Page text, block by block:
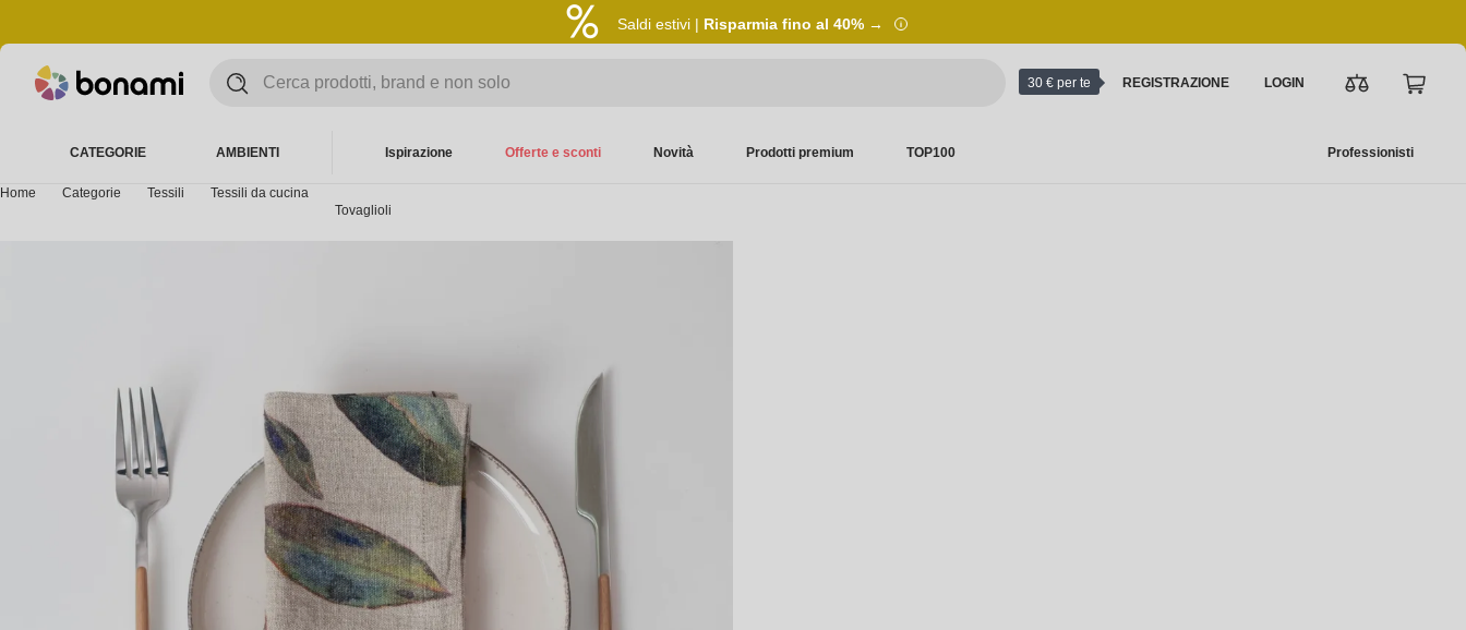
Saldi estivi | Risparmia fino al 40% →
30 € per te REGISTRAZIONE LOGIN
CATEGORIE AMBIENTI Ispirazione Offerte e sconti Novità Prodotti premium TOP100 Professionisti
Home Categorie Tessili
Tessili da cucina
Tovaglioli